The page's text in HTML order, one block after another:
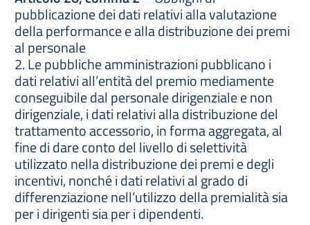
pubblicazione dei dati relativi alla valutazione
della performance e alla distribuzione dei premi
al personale
2. Le pubbliche amministrazioni pubblicano i
dati relativi all’entità del premio mediamente
conseguibile dal personale dirigenziale e non
dirigenziale, i dati relativi alla distribuzione del
trattamento accessorio, in forma aggregata, al
fine di dare conto del livello di selettività
utilizzato nella distribuzione dei premi e degli
incentivi, nonché i dati relativi al grado di
differenziazione nell’utilizzo della premialità sia
per i dirigenti sia per i dipendenti.